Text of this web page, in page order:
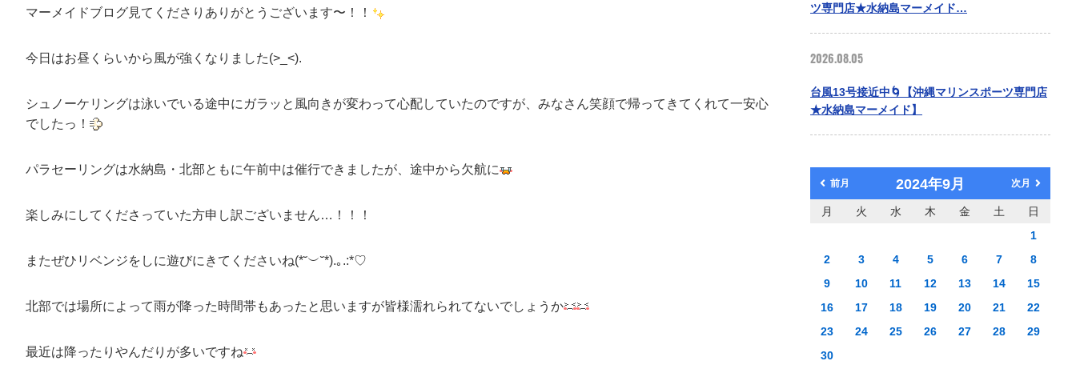
マーメイドブログ見てくださりありがとうございます〜！！
今日はお昼くらいから風が強くなりました(>_<).
シュノーケリングは泳いでいる途中にガラッと風向きが変わって心配していたのですが、みなさん笑顔で帰ってきてくれて一安心
でしたっ！
パラセーリングは水納島・北部ともに午前中は催行できましたが、途中から欠航に
楽しみにしてくださっていた方申し訳ございません…！！！
またぜひリベンジをしに遊びにきてくださいね(*˘︶˘*).｡.:*♡
北部では場所によって雨が降った時間帯もあったと思いますが皆様濡れられてないでしょうか
最近は降ったりやんだりが多いですね
ツ専門店★水納島マーメイド…
2026.08.05
台風13号接近中🌀【沖縄マリンスポーツ専門店
★水納島マーメイド】
前月 2024年9月 次月
月 火 水 木 金 土
日
1
2
3 4 5 6 7
8
9
10 11 12 13 14
15
16
17 18 19 20 21
22
23
24 25 26 27 28
29
30